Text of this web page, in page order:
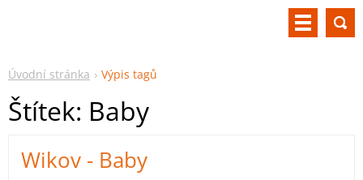
Úvodní stránka Výpis tagů
Štítek: Baby
Wikov - Baby